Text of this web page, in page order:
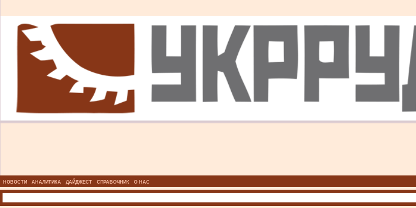
НОВОСТИ АНАЛИТИКА ДАЙДЖЕСТ СПРАВОЧНИК О НАС